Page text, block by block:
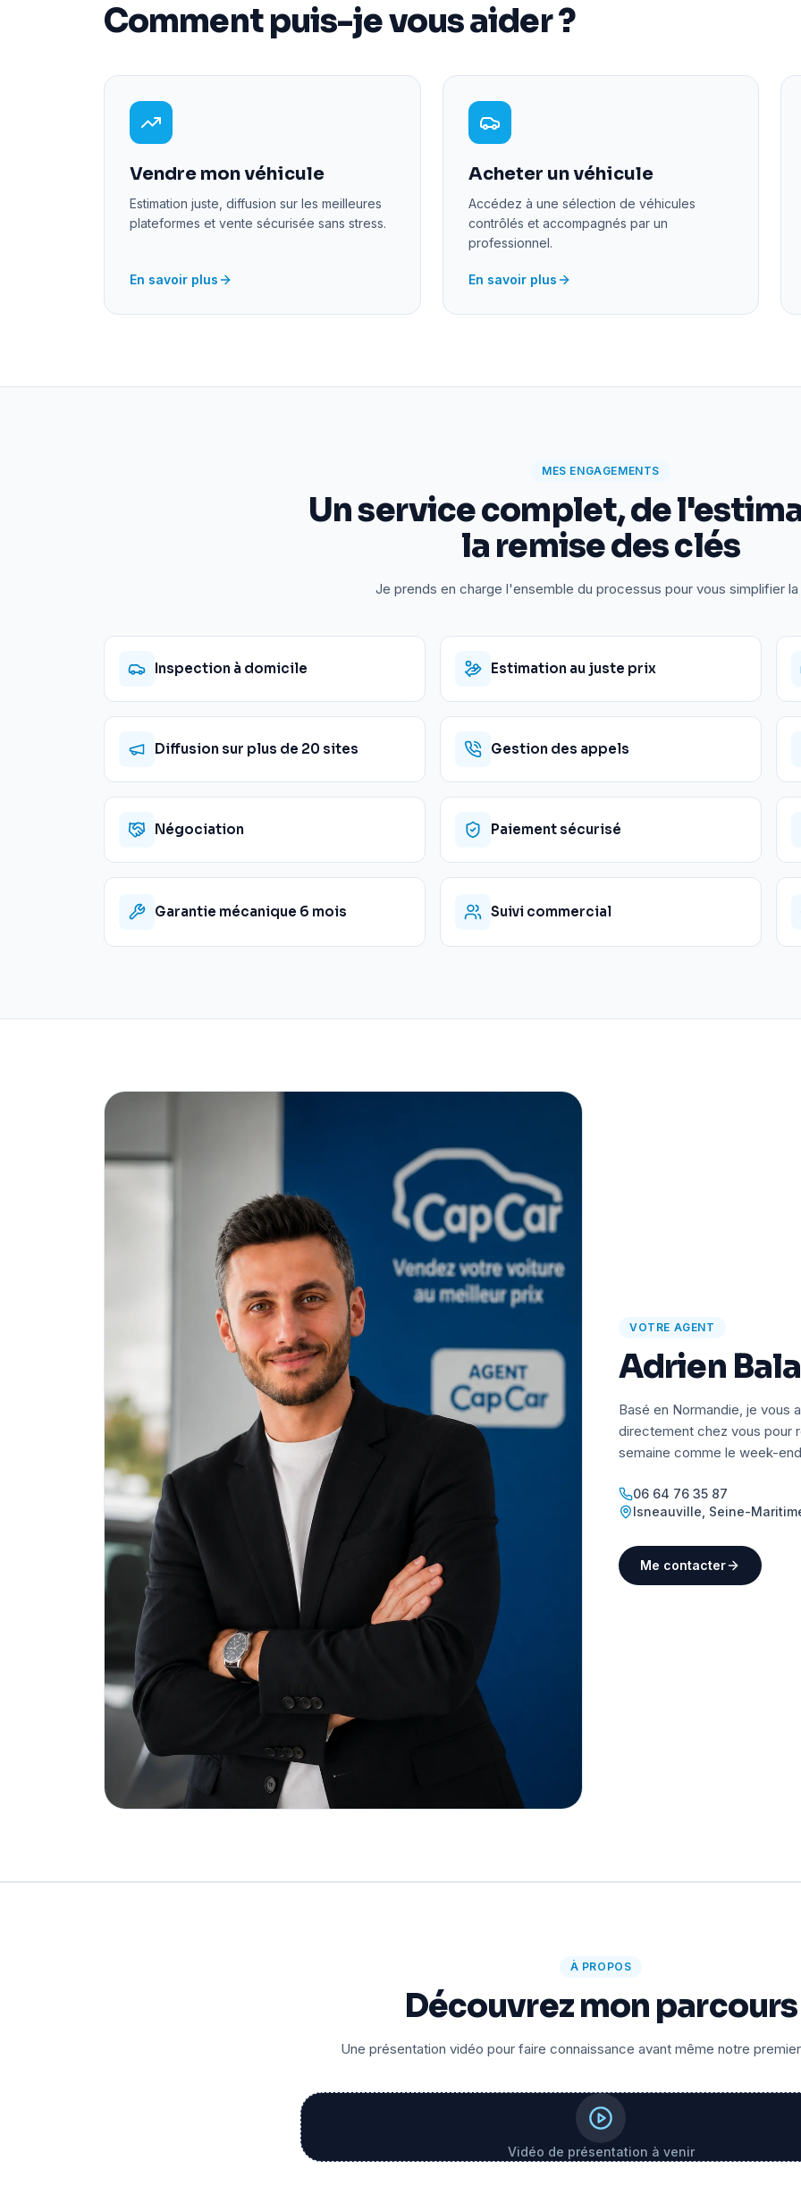
Comment puis-je vous aider ?
Vendre mon véhicule
Estimation juste, diffusion sur les meilleures
plateformes et vente sécurisée sans stress.
En savoir plus
Acheter un véhicule
Accédez à une sélection de véhicules
contrôlés et accompagnés par un
professionnel.
En savoir plus
MES ENGAGEMENTS
Un service complet, de
la remise des clés
Je prends en charge l'ensemble du processus pour vous simplifier la
Inspection à domicile Estimation au juste prix
Diffusion sur plus de 20 sites Gestion des appels
Négociation Paiement sécurisé
Garantie mécanique 6 mois Suivi commercial
VOTRE AGENT
Adrien
Basé en Normandie, je vous
directement chez vous pour
semaine comme le week-
06 64 76 35 87
Isneauville Seine-
Me contacter
À PROPOS
Découvrez mon parcours
Une présentation vidéo pour faire connaissance avant même notre
Vidéo de présentation à venir